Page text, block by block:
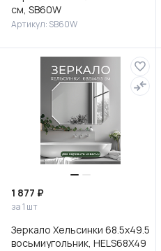
см, SB60W
Артикул: SB60W
1 877 ₽
за 1 шт
Зеркало Хельсинки 68.5х49.5
восьмиугольник, HELS68X49